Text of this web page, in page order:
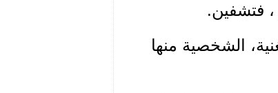
فتشفين.
الشخصية منها